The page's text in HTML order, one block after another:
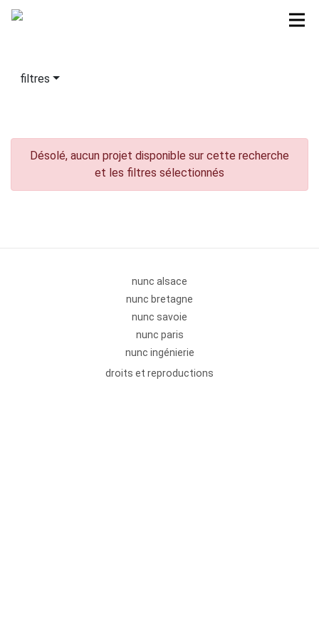
filtres
Désolé, aucun projet disponible sur cette recherche
et les filtres sélectionnés
nunc alsace
nunc bretagne
nunc savoie
nunc paris
nunc ingénierie
droits et reproductions